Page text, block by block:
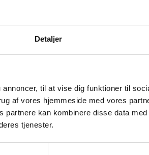
Detaljer
til at vise dig funktioner til
af vores hjemmeside med vores
partnere kan kombinere disse data
tjenester.